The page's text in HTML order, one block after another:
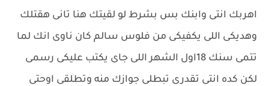
اهربك انتى وابنك بس بشرط لو لقيتك هنا تانى هقتلك
وهديكى اللى يكفيكى من فلوس سالم كان ناوى انك لما
تتمى سنك 18اول الشهر اللى جاى يكتب عليكى رسمى
لكن كده انتى تقدرى تبطلى جوازك منه وتطلقى اوحتى